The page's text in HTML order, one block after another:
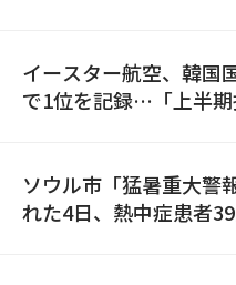
イースター航空、韓国
で1位を記録…「上半期
ソウル市「猛暑重大警
れた4日、熱中症患者